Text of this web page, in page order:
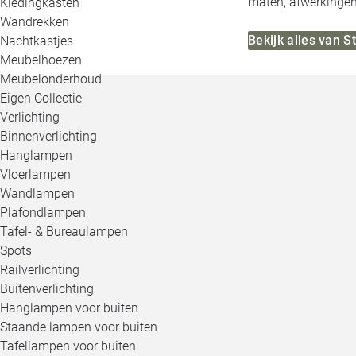
Wandrekken
Nachtkastjes
Meubelhoezen
Meubelonderhoud
Eigen Collectie
Verlichting
Binnenverlichting
Hanglampen
Vloerlampen
Wandlampen
Plafondlampen
Tafel- & Bureaulampen
Spots
Railverlichting
Buitenverlichting
Hanglampen voor buiten
Staande lampen voor buiten
Tafellampen voor buiten
Bekijk alles van